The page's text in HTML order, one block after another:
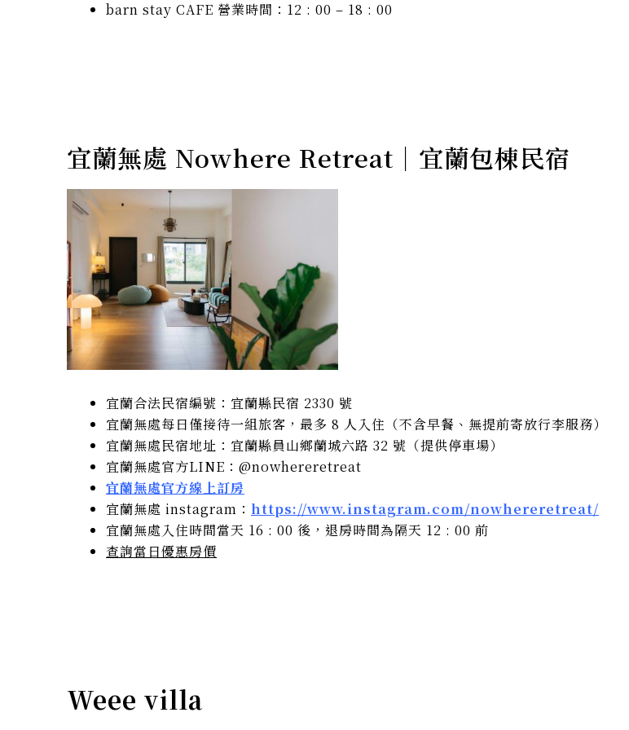
barn stay CAFE 營業時間：12 : 00 – 18 : 00
宜蘭無處 Nowhere Retreat｜宜蘭包棟民宿
宜蘭合法民宿編號：宜蘭縣民宿 2330 號
宜蘭無處每日僅接待一組旅客，最多 8 人入住（不含早餐、無提前寄放行李服務）
宜蘭無處民宿地址：宜蘭縣員山鄉蘭城六路 32 號（提供停車場）
宜蘭無處官方LINE：@nowhereretreat
宜蘭無處官方線上訂房
宜蘭無處 instagram： https://www.instagram.com/nowhereretreat/
宜蘭無處入住時間當天 16 : 00 後，退房時間為隔天 12 : 00 前
查詢當日優惠房價
Weee villa